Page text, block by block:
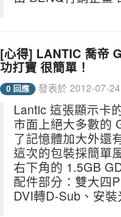
[心得] LANTIC 喬帝
功打寶 很簡單！
0 回應 發表於 2012-07-
Lantic 這張顯示卡
市面上絕大多數的
了記憶體加大外還
這次的包裝採簡單
右下角的 1.5GB
配件部分：雙大四
DVI轉D-Sub、安